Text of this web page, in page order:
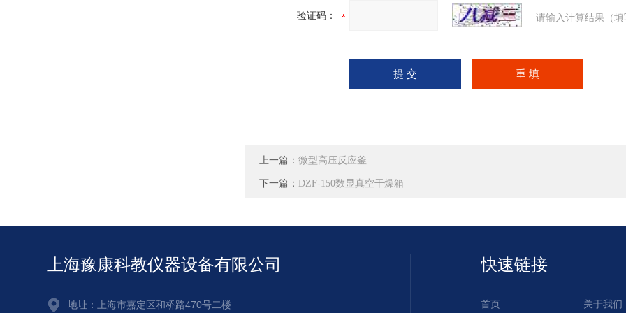
验证码： 请输入计算结果（
上一篇：微型高压反应釜
下一篇： DZF-150数显真空干燥箱
上海豫康科教仪器设备有限公司
地址：上海市嘉定区和桥路470号二楼
快速链接
首页 关于我们